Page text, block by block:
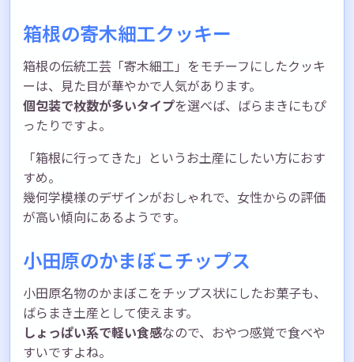
箱根の寄木細工クッキー
箱根の伝統工芸「寄木細工」をモチーフにしたクッキ
ーは、見た目が華やかで人気があります。
個包装で枚数が多いタイプを選べば、ばらまきにもぴ
ったりですよ。
「箱根に行ってきた」というお土産にしたい方におす
すめ。
幾何学模様のデザインがおしゃれで、女性からの評価
が高い傾向にあるようです。
小田原のかまぼこチップス
小田原名物のかまぼこをチップス状にしたお菓子も、
ばらまき土産として使えます。
しょっぱい系で軽い食感なので、おやつ感覚で食べや
すいですよね。